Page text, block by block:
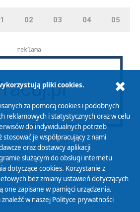
02 03 04 05
reklama
pliki cookies.
za pomocą cookies i podobnych
reklamowych i statystycznych oraz w celu
do indywidualnych potrzeb
je współpracujący z nami
oraz dostawcy aplikacji
służącym do obsługi internetu
dotyczące cookies. Korzystanie z
bez zmiany ustawień dotyczących
one zapisane w pamięci urządzenia.
w naszej Polityce prywatności